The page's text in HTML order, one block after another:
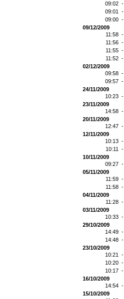
09:02 -
09:01 -
09:00 -
09/12/2009
11:58 -
11:56 -
11:55 -
11:52 -
02/12/2009
09:58 -
09:57 -
24/11/2009
10:23 -
23/11/2009
14:58 -
20/11/2009
12:47 -
12/11/2009
10:13 -
10:11 -
10/11/2009
09:27 -
05/11/2009
11:59 -
11:58 -
04/11/2009
11:28 -
03/11/2009
10:33 -
29/10/2009
14:49 -
14:48 -
23/10/2009
10:21 -
10:20 -
10:17 -
16/10/2009
14:54 -
15/10/2009